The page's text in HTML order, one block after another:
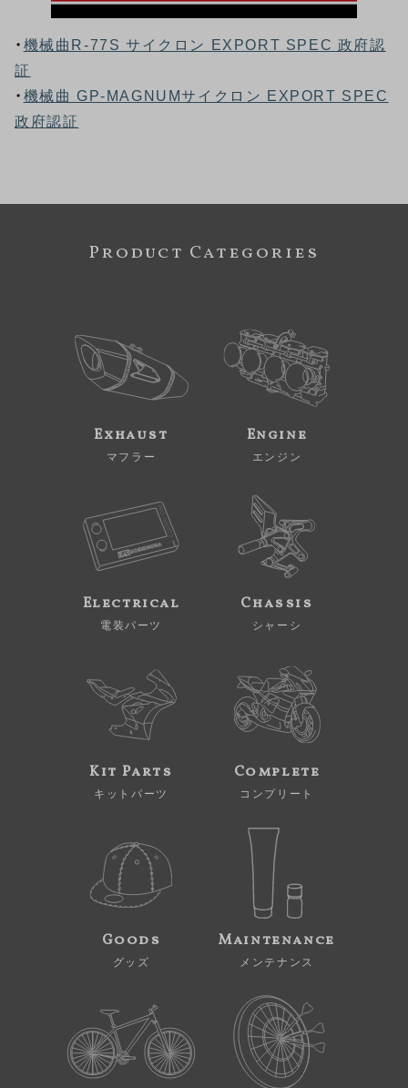
・ 機械曲R-77S サイクロン EXPORT SPEC 政府認
証
・ 機械曲 GP-MAGNUMサイクロン EXPORT SPEC
政府認証
Product Categories
Exhaust
マフラー
Engine
エンジン
Electrical
電装パーツ
Chassis
シャーシ
Kit Parts
キットパーツ
Complete
コンプリート
Goods
グッズ
Maintenance
メンテナンス